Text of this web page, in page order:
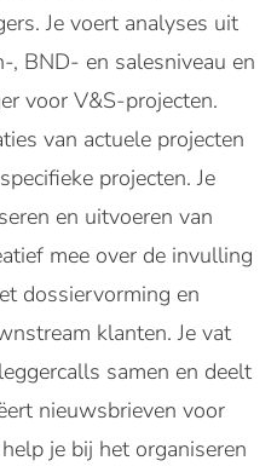
Je voert analyses uit
, BND- en salesniveau en
voor V&S-projecten.
van actuele projecten
projecten. Je
en uitvoeren van
mee over de invulling
dossiervorming en
klanten. Je vat
samen en deelt
nieuwsbrieven voor
je bij het organiseren